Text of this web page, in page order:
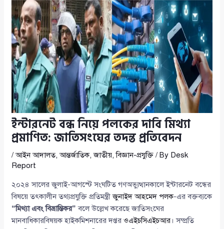
ইন্টারনেট বন্ধ নিয়ে পলকের দাবি মিথ্যা
প্রমাণিত: জাতিসংঘের তদন্ত প্রতিবেদন
/আইন আদালত,আন্তর্জাতিক,জাতীয়,বিজ্ঞান-প্রযুক্তি / By Desk
Report
২০২৪ সালের জুলাই-আগস্টে সংঘটিত গণঅভ্যুত্থানকালে ইন্টারনেট বন্ধের
বিষয়ে তৎকালীন তথ্যপ্রযুক্তি প্রতিমন্ত্রীজুনাইদ আহমেদ পলক-এর বক্তব্যকে
“মিথ্যা এবং বিভ্রান্তিকর” বলে উল্লেখ করেছে জাতিসংঘের
মানবাধিকারবিষয়ক হাইকমিশনারের দপ্তরওএইচসিএইচআর । সম্প্রতি